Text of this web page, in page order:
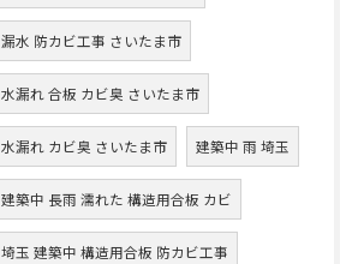
漏水 防カビ工事 さいたま市
水漏れ 合板 カビ臭 さいたま市
水漏れ カビ臭 さいたま市 建築中 雨 埼玉
建築中 長雨 濡れた 構造用合板 カビ
埼玉 建築中 構造用合板 防カビ工事